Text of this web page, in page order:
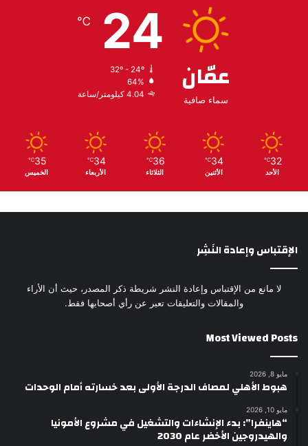
عمّان
سماء صافية
24
℃
32º - 24º
64%
4.04 كيلومتر/ساعة
32
℃
الأحد
34
℃
الأثنين
36
℃
الثلاثاء
34
℃
الأربعاء
35
℃
الخميس
الإقتباس وإعادة النَشِر
لا مانع من الإقتباس وإعادة النشر شريطة ذكر المصدر، حيث أن الأراء
والمقالات والتعليقات تعبر عن رأي أصحابها فقط.
Most Viewed Posts
مايو 8, 2026
هبوط الأهلي لمصاف الدرجة الأولى بعد خسارته أمام الوحدات
مايو 10, 2026
“هاينفرا”: بدء الإنشاءات والتشغيل في مشروع الأمونيا
والهيدروجين الأخضر عام 2030